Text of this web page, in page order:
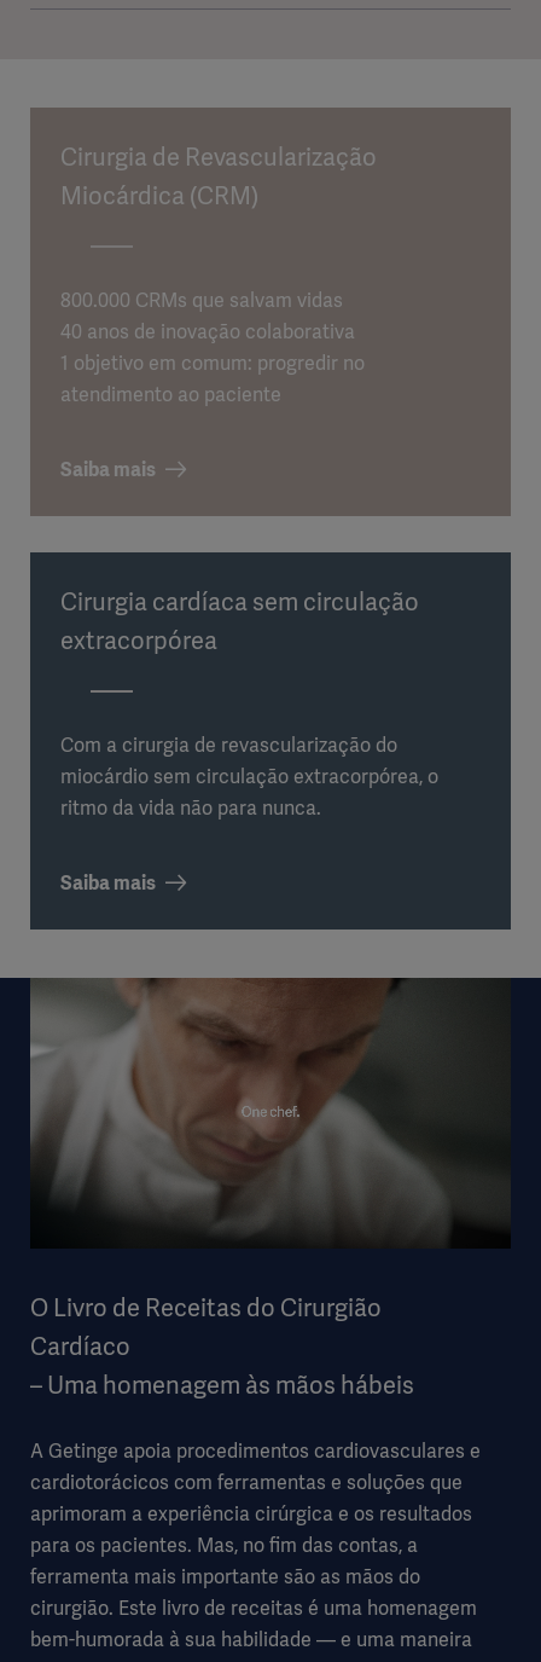
Cirurgia de Revascularização
Miocárdica (CRM)
800.000 CRMs que salvam vidas
40 anos de inovação colaborativa
1 objetivo em comum: progredir no
atendimento ao paciente
Saiba mais
Cirurgia cardíaca sem circulação
extracorpórea
Com a cirurgia de revascularização do
miocárdio sem circulação extracorpórea, o
ritmo da vida não para nunca.
Saiba mais
O Livro de Receitas do Cirurgião
Cardíaco
– Uma homenagem às mãos hábeis
A Getinge apoia procedimentos cardiovasculares e
cardiotorácicos com ferramentas e soluções que
aprimoram a experiência cirúrgica e os resultados
para os pacientes. Mas, no fim das contas, a
ferramenta mais importante são as mãos do
cirurgião. Este livro de receitas é uma homenagem
bem-humorada à sua habilidade — e uma maneira